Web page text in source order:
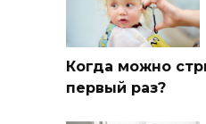
Когда можно
первый раз?